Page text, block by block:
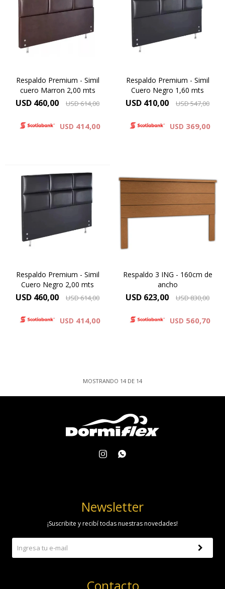
Simil Cuero : Colores Blanco y
Negro
Microfibra : Colores Beige ,
Respaldo Premium - Simil
cuero Marron 2,00 mts
USD 460,00 USD614,00
USD 414,00
Simil Cuero : Colores Blanco y
Negro
Microfibra : Colores Beige ,
Respaldo Premium - Simil
Cuero Negro 1,60 mts
USD 410,00 USD547,00
USD 369,00
Simil Cuero : Colores Blanco y
Negro
Microfibra : Colores Beige ,
Respaldo Premium - Simil
Cuero Negro 2,00 mts
USD 460,00 USD614,00
USD 414,00
Diseños Personalizados.
cedro.
Respaldo 3 ING - 160cm de
ancho
USD 623,00 USD830,00
USD 560,70
MOSTRANDO 14 DE 14
 
Contacto
Newsletter
¡Suscribite y recibí todas nuestras novedades!